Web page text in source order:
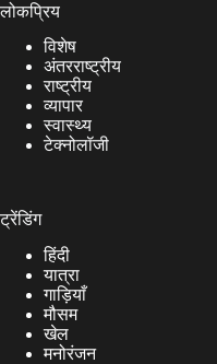
लोकप्रिय
विशेष
अंतरराष्ट्रीय
राष्ट्रीय
व्यापार
स्वास्थ्य
टेक्नोलॉजी
ट्रेंडिंग
हिंदी
यात्रा
गाड़ियाँ
मौसम
खेल
मनोरंजन